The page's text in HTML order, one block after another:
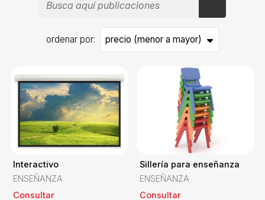
ordenar por:
Interactivo
ENSEÑANZA
Consultar
Sillería para enseñanza
ENSEÑANZA
Consultar